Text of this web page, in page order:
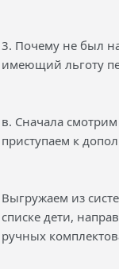
3. Почему не был
имеющий льготу
в. Сначала
приступаем к
Выгружаем из
списке дети,
ручных